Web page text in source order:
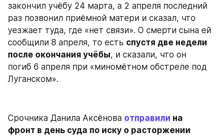
закончил учёбу 24 марта, а 2 апреля последний
раз позвонил приёмной матери и сказал, что
уезжает туда, где «нет связи». О смерти сына ей
сообщили 8 апреля, то есть спустя две недели
после окончания учёбы, и сказали, что он
погиб 6 апреля при «миномётном обстреле под
Луганском».
Срочника Данила Аксёнова отправили на
фронт в день суда по иску о расторжении